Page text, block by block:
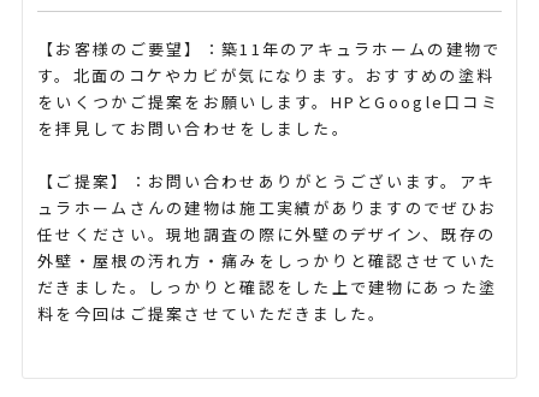
【お客様のご要望】：築11年のアキュラホームの建物で
す。北面のコケやカビが気になります。おすすめの塗料
をいくつかご提案をお願いします。HPとGoogle口コミ
を拝見してお問い合わせをしました。
【ご提案】：お問い合わせありがとうございます。アキ
ュラホームさんの建物は施工実績がありますのでぜひお
任せください。現地調査の際に外壁のデザイン、既存の
外壁・屋根の汚れ方・痛みをしっかりと確認させていた
だきました。しっかりと確認をした上で建物にあった塗
料を今回はご提案させていただきました。